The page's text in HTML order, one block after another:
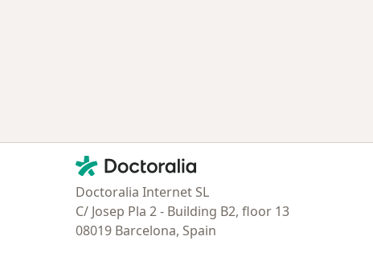
Contacto
Doctoralia - Página de inicio
Doctoralia Internet SL
C/ Josep Pla 2 - Building B2, floor 13
08019 Barcelona, Spain